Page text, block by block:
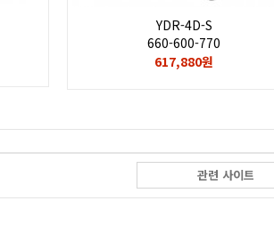
YDR-4D-S
660-600-770
617,880원
관련 사이트